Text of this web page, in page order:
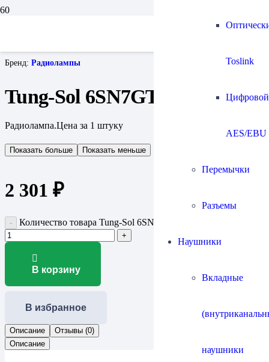
Toslink
Цифровой
AES/EBU
Перемычки
Разъемы
Наушники
Вкладные
наушники
Бренд: Радиолампы
Tung-Sol 6SN7GTB
Радиолампа.Цена за 1 штуку
Показать больше Показать меньше
2 301 ₽
Количество товара Tung-Sol 6SN7GTB
В корзину
В избранное
Описание
Отзывы (0)
Описание